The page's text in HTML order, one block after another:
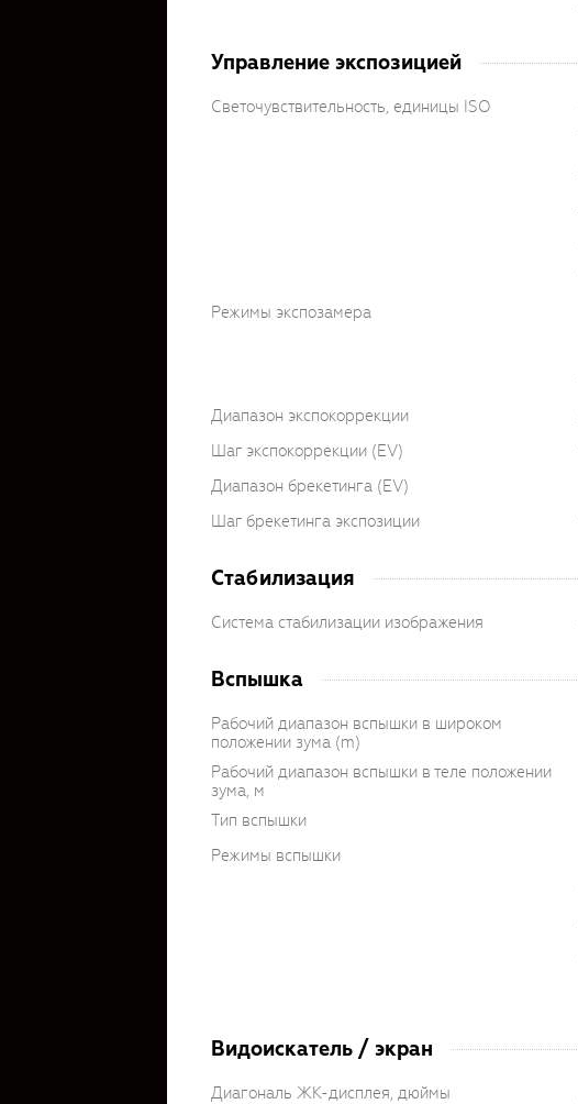
Управление экспозицией
Светочувствительность, единицы ISO
Режимы экспозамера
Диапазон экспокоррекции
Шаг экспокоррекции (EV)
Диапазон брекетинга (EV)
Шаг брекетинга экспозиции
Стабилизация
Система стабилизации изображения
Вспышка
Рабочий диапазон вспышки в широком
положении зума (m)
Рабочий диапазон вспышки в теле положении
зума, м
Тип вспышки
Режимы вспышки
Видоискатель / экран
Диагональ ЖК-дисплея, дюймы